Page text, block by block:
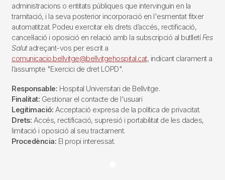
administracions o entitats públiques que intervinguin en la
tramitació, i la seva posterior incorporació en l'esmentat fitxer
automatitzat. Podeu exercitar els drets d’accés, rectificació,
cancel·lació i oposició en relació amb la subscripció al butlletí Fes
Salutadreçant-vos per escrit a
comunicacio.bellvitge@bellvitgehospital.cat, indicant clarament a
l’assumpte "Exercici de dret LOPD".
Responsable: Hospital Universitari de Bellvitge.
Finalitat: Gestionar el contacte de l'usuari
Legitimació: Acceptació expresa de la política de privacitat.
Drets: Accés, rectificació, supresió i portabilitat de les dades,
limitació i oposició al seu tractament.
Procedència: El propi interessat.